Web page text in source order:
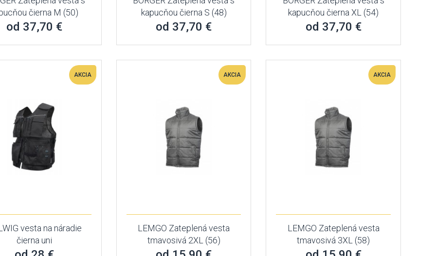
čierna M (50)
od 37,70 €
kapucňou čierna S (48)
od 37,70 €
kapucňou čierna XL (54)
od 37,70 €
AKCIA
vesta na náradie
čierna uni
AKCIA
LEMGO Zateplená vesta
tmavosivá 2XL (56)
AKCIA
LEMGO Zateplená vesta
tmavosivá 3XL (58)